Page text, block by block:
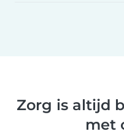
Zorg is altijd
met